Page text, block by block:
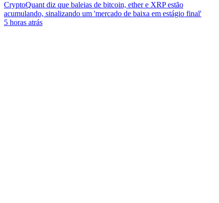
CryptoQuant diz que baleias de bitcoin, ether e XRP estão
acumulando, sinalizando um 'mercado de baixa em estágio final'
5 horas atrás